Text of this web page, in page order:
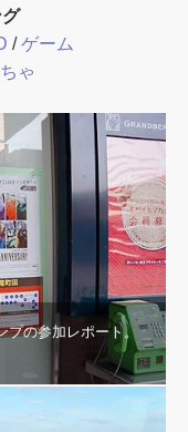
/ゲーム
ゃ
プの参加レポート。